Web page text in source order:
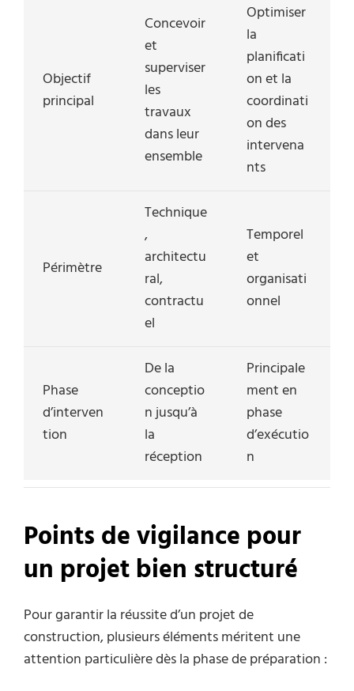
Objectif
principal
Concevoir
et
superviser
les
travaux
dans leur
ensemble
Optimiser
la
planificati
on et la
coordinati
on des
intervena
nts
Périmètre
Technique
,
architectu
ral,
contractu
el
Temporel
et
organisati
onnel
Phase
d’interven
tion
De la
conceptio
n jusqu’à
la
réception
Principale
ment en
phase
d’exécutio
n
Points de vigilance pour
un projet bien structuré
Pour garantir la réussite d’un projet de
construction, plusieurs éléments méritent une
attention particulière dès la phase de préparation :